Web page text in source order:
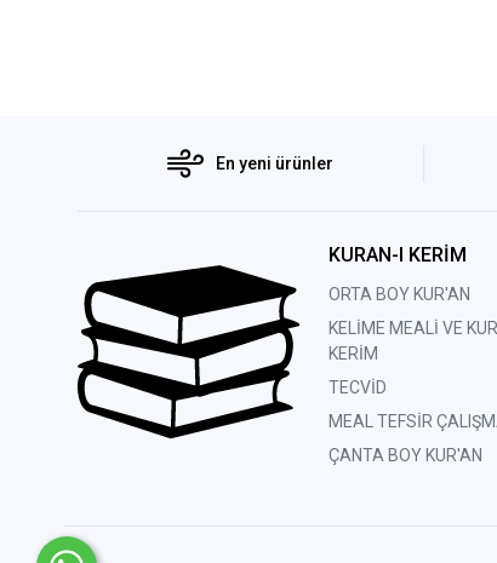
En yeni ürünler
KURAN-I KERİM
ORTA BOY KUR'AN
KELİME MEALİ VE
KERİM
TECVİD
MEAL TEFSİR
ÇANTA BOY KUR'AN